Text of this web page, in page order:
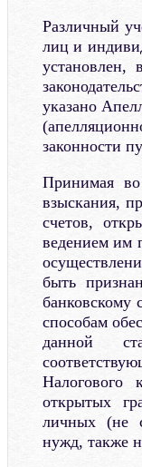
Различный
лиц и
установлен,
указано
законности
Принимая во
взыскания,
счетов,
ведением им
быть
банковскому
способам
данной
Налогового
открытых
личных (не
нужд, также